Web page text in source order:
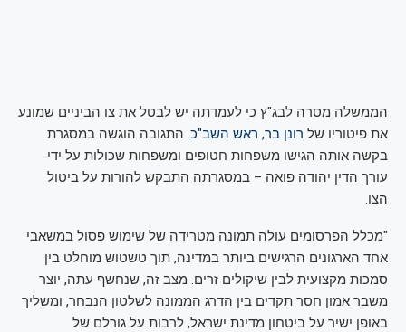
הממשלה מסרה לבג"ץ כי לעמדתה יש לבטל את צו הביניים שמונע
את פיטוריו של רונן בר, ראש השב"כ. התגובה הוגשה במסגרת
בקשה אותה הגישו משפחות חטופים ומשפחות שכולות על ידי
עורך הדין יהודה פואה – במסגרתה התבקש להורות על ביטול
הצו.
"מכלל הפרסומים עולה תמונה מטרידה של שימוש פסול במשאבי
אחד הארגונים הרגישים ביותר במדינה, תוך טשטוש מוחלט בין
סמכות מקצועית לבין שיקולים זרים. מצב זה, שנחשף עתה, יוצר
משבר אמון חסר תקדים בין הדרג הממונה לשלטון הנבחר, ומשליך
באופן ישיר על ביטחון מדינת ישראל, לרבות על גורלם של